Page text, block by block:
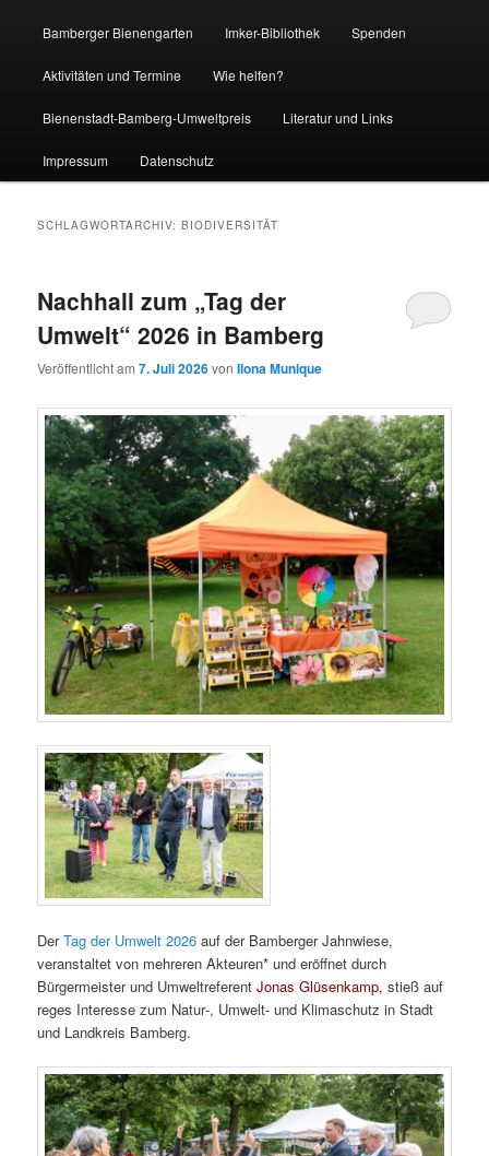
Bamberger Bienengarten Imker-Bibliothek Spenden
Aktivitäten und Termine Wie helfen?
Bienenstadt-Bamberg-Umweltpreis Literatur und Links
Impressum Datenschutz
SCHLAGWORTARCHIV:BIODIVERSITÄT
Nachhall zum „Tag der
Umwelt“ 2026 in Bamberg
Veröffentlicht am7. Juli 2026vonIlona Munique
DerTag der Umwelt 2026 auf der Bamberger Jahnwiese,
veranstaltet von mehreren Akteuren* und eröffnet durch
Bürgermeister und UmweltreferentJonas Glüsenkamp, stieß auf
reges Interesse zum Natur‑, Umwelt- und Klimaschutz in Stadt
und Landkreis Bamberg.